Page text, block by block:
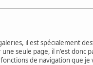
il est spécialement
seule page, il n'est
de navigation que